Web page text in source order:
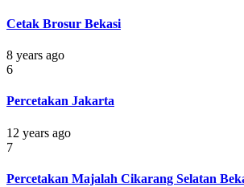
Cetak Brosur Bekasi
8 years ago
6
Percetakan Jakarta
12 years ago
7
Percetakan Majalah Cikarang Selatan